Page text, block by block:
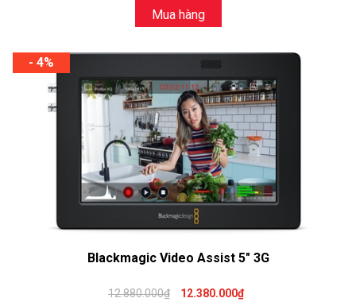
Mua hàng
- 4%
Blackmagic Video Assist 5" 3G
12.880.000₫ 12.380.000₫